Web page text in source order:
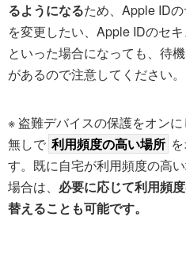
るようになるため、Apple ID
を変更したい、Apple IDのセ
といった場合になっても、待
があるので注意してください。
※ 盗難デバイスの保護をオン
無しで 利用頻度の高い場所
す。既に自宅が利用頻度の高
場合は、 必要に応じて利用頻
替えることも可能です。